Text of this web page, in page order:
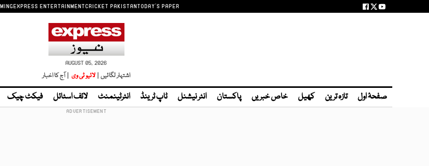
EXPRESS ENTERTAINMENTCRICKET PAKISTANTODAY'S PAPER
AUGUST 05, 2026
اشتہار لگائیں | لائیو ٹی وی | آج کا اخبار
صفحۂ اول تازہ ترین کھیل خاص خبریں پاکستان انٹر نیشنل ٹاپ ٹرینڈ انٹرٹینمنٹ لائف اسٹائل فیکٹ چیک